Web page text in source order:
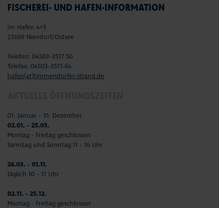
FISCHEREI- UND HAFEN-INFORMATION
Im Hafen 4+5
23669 Niendorf/Ostsee
Telefon: 04503-3577 50
Telefax: 04503-3577-64
hafen(at)timmendorfer-strand.de
01. Januar - 31. Dezember
02.01. - 25.03.
Montag - Freitag geschlossen
Samstag und Sonntag 11 - 16 Uhr
26.03. - 01.11.
täglich 10 - 17 Uhr
02.11. - 25.12.
Montag - Freitag geschlossen